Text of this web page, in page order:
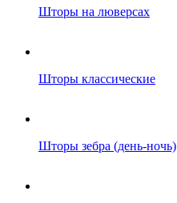
Шторы на люверсах
Шторы классические
Шторы зебра (день-ночь)